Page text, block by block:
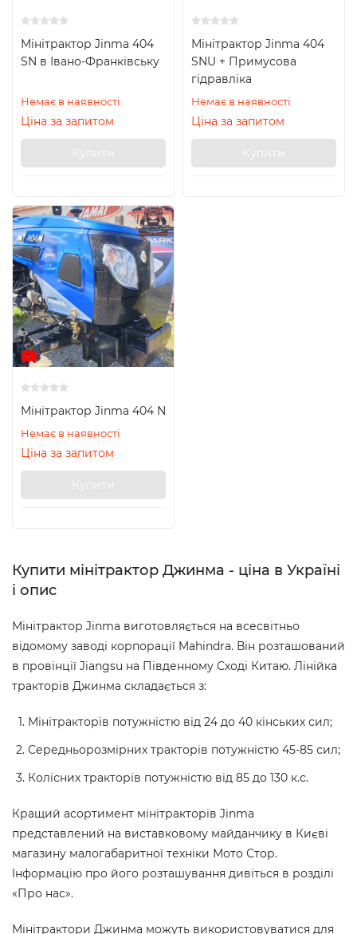
Мінітрактор Jinma 404
SN в Івано-Франківську
Немає в наявності
Ціна за запитом
Купити
Мінітрактор Jinma 404
SNU + Примусова
гідравліка
Немає в наявності
Ціна за запитом
Купити
Мінітрактор Jinma 404 N
Немає в наявності
Ціна за запитом
Купити
Купити мінітрактор Джинма - ціна в Україні
і опис
Мінітрактор Jinma виготовляється на всесвітньо
відомому заводі корпорації Mahindra. Він розташований
в провінції Jiangsu на Південному Сході Китаю. Лінійка
тракторів Джинма складається з:
Мінітракторів потужністю від 24 до 40 кінських сил;
Середньорозмірних тракторів потужністю 45-85 сил;
Колісних тракторів потужністю від 85 до 130 к.с.
Кращий асортимент мінітракторів Jinma
представлений на виставковому майданчику в Києві
магазину малогабаритної техніки Мото Стор.
Інформацію про його розташування дивіться в розділі
«Про нас».
Мінітрактори Джинма можуть використовуватися для